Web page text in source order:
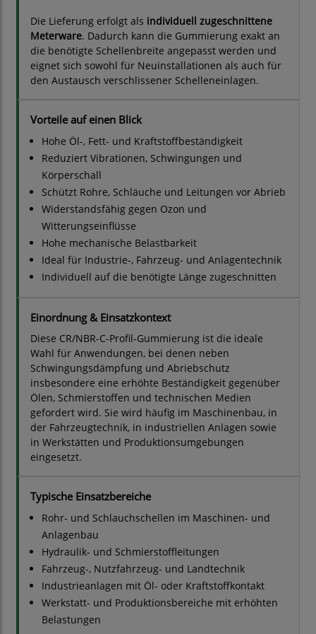
Die Lieferung erfolgt als individuell zugeschnittene
Meterware. Dadurch kann die Gummierung exakt an
die benötigte Schellenbreite angepasst werden und
eignet sich sowohl für Neuinstallationen als auch für
den Austausch verschlissener Schelleneinlagen.
Vorteile auf einen Blick
Hohe Öl-, Fett- und Kraftstoffbeständigkeit
Reduziert Vibrationen, Schwingungen und
Körperschall
Schützt Rohre, Schläuche und Leitungen vor Abrieb
Widerstandsfähig gegen Ozon und
Witterungseinflüsse
Hohe mechanische Belastbarkeit
Ideal für Industrie-, Fahrzeug- und Anlagentechnik
Individuell auf die benötigte Länge zugeschnitten
Einordnung & Einsatzkontext
Diese CR/NBR-C-Profil-Gummierung ist die ideale
Wahl für Anwendungen, bei denen neben
Schwingungsdämpfung und Abriebschutz
insbesondere eine erhöhte Beständigkeit gegenüber
Ölen, Schmierstoffen und technischen Medien
gefordert wird. Sie wird häufig im Maschinenbau, in
der Fahrzeugtechnik, in industriellen Anlagen sowie
in Werkstätten und Produktionsumgebungen
eingesetzt.
Typische Einsatzbereiche
Rohr- und Schlauchschellen im Maschinen- und
Anlagenbau
Hydraulik- und Schmierstoffleitungen
Fahrzeug-, Nutzfahrzeug- und Landtechnik
Industrieanlagen mit Öl- oder Kraftstoffkontakt
Werkstatt- und Produktionsbereiche mit erhöhten
Belastungen